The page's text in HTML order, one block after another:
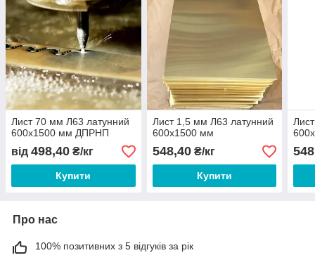
Лист 70 мм Л63 латунний
600х1500 мм ДПРНП
від 498,40 ₴/кг
Купити
Лист 1,5 мм Л63 латунний
600х1500 мм
548,40₴/кг
Купити
Про нас
100% позитивних з 5 відгуків за рік